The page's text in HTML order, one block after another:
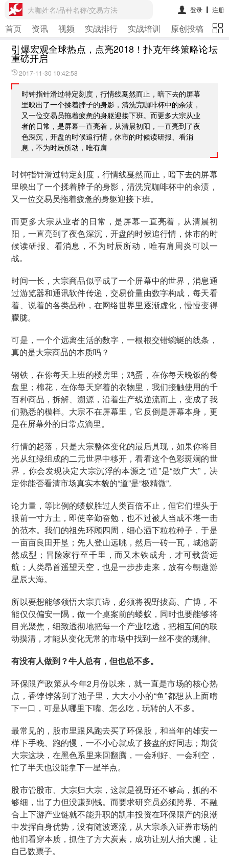
大咖姓名/品种名称/交易方法 登录 注册
首页 资讯 视频 实战排行 实战培训 原创投稿 期
引爆宏观全球热点，点亮2018！扑克年终策略论坛
重磅开启
2017-11-30 10:42:58
时钟指针滑过特定刻度，行情线戛然而止，暗下去的屏幕
里映出了一个揉着脖子的身影，清洗完咖啡杯中的余渍，
又一位交易员拖着疲惫的身躯迎接下班。而更多大宗从业
者的日常，是屏幕一直亮着，从清晨初阳，一直亮到了夜
色深沉，开盘的时候追行情，休市的时候读研报、看消
息，不为时辰所动，唯有肩
时钟指针滑过特定刻度，行情线戛然而止，暗下去的屏幕
里映出了一个揉着脖子的身影，清洗完咖啡杯中的余渍，
又一位交易员拖着疲惫的身躯迎接下班。
而更多大宗从业者的日常，是屏幕一直亮着，从清晨初
阳，一直亮到了夜色深沉，开盘的时候追行情，休市的时
候读研报、看消息，不为时辰所动，唯有肩周炎可以一
战。
时间一长，大宗商品似乎成了一个屏幕中的世界，消息通
过游览器和通讯软件传递，交易价量由数字构成，每天看
着、说着的各类品种，在网络世界里逐渐虚化，慢慢变得
朦胧。
可是，一个个远离生活的数字，一根根交错蜿蜒的线条，
真的是大宗商品的本质吗？
钢铁，在你每天上班的楼房里；鸡蛋，在你每天晚饭的餐
盘里；棉花，在你每天穿着的衣物里，我们接触使用的千
百种商品，拆解、溯源，沿着生产线逆流而上，变成了我
们熟悉的模样。大宗不在屏幕里，它反倒是屏幕本身，更
是在屏幕外的日常点滴里。
行情的起落，只是大宗整体变化的最后具现，如果你将目
光从红绿组成的二元世界中移开，看看这个色彩斑斓的世
界，你会发现决定大宗沉浮的本源之“道”是“致广大”，决
定你能否看清市场真实本貌的“道”是“极精微”。
论力量，等比例的蝼蚁胜过人类百倍不止，但它们埋头于
眼前一寸方土，即使辛勤奋勉，也不过被人当成不堪一击
的范本。我们的祖先环顾四周，细心洒下粒粒种子，于是
一亩亩良田开垦；先人登山远眺，然后一砖一瓦，城池蔚
然成型；冒险家行至千里，而又木铁成舟，才可载货远
航；人类昂首遥望天空，也是一步步走来，放有今朝遨游
星辰大海。
所以要想能够领悟大宗真谛，必须将视野拔高、广博，不
能仅仅偏安一隅，做一个桌案前的蝼蚁，同时也要能够将
目光聚焦，细致透彻地把每一个产业吃透，把相互间的联
动摸清，才能从变化无常的市场中找到一丝不变的规律。
有没有人做到？牛人总有，但也总不多。
环保限产政策从今年2月份以来，就一直是市场的核心热
点，香饽饽落到了池子里，大大小小的“鱼”都想从上面啃
下一口，可是从哪里下嘴、怎么吃，玩转的人不多。
最常见的，股市里跟风跑去买了环保股，和当年的雄安一
样下手晚、跑的慢，一不小心就成了接盘的好同志；期货
大宗这块，在黑色系里来回翻腾，一会利好、一会利空，
忙了半天也没能拿下一星半点。
股市管股市、大宗归大宗，这就是视野还不够高，抓的不
够细，出了力但没赚到钱。而要求研究员必须跨界、不融
合上下游产业链就不能升职的凯丰投资在环保限产的浪潮
中发挥自身优势，没有随波逐流，从大宗杀入证券市场的
他们看穿本质，抓住了方大炭素，成功让别人拍大腿，让
自己数票子。